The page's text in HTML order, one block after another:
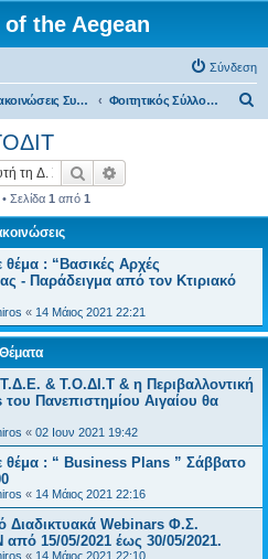
the Aegean
Σύνδεση
Ανακοινώσεις Συλλόγων Φοιτητικός Σύλλογος ΤΟΔΙΤ
Αναζήτηση
Σελίδα 1 από 1
θέμα : “Βασικές Αρχές
- Παράδειγμα από τον Κτιριακό
« 14 Μάιος 2021 22:21
Θέματα
Τ.Δ.Ε. & Τ.Ο.ΔΙ.Τ & η Περιβαλλοντική
Πανεπιστημίου Αιγαίου θα
« 02 Ιουν 2021 19:42
θέμα : “ Business Plans ” Σάββατο
« 14 Μάιος 2021 22:16
Διαδικτυακά Webinars Φ.Σ.
15/05/2021 έως 30/05/2021.
« 14 Μάιος 2021 22:10